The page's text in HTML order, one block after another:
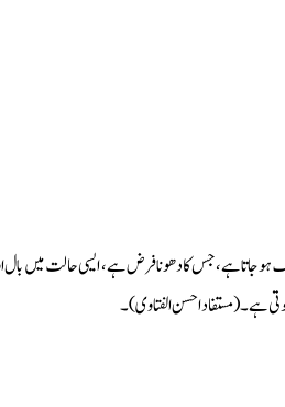
ہے، جس کا دھونا فرض ہے، ایسی حالت میں بال
ہے۔ (مستفاد احسن الفتاوی) ۔